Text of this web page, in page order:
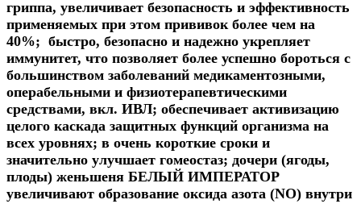
гриппа, увеличивает безопасность и эффективность
применяемых при этом прививок более чем на
40%; быстро, безопасно и надежно укрепляет
иммунитет, что позволяет более успешно бороться с
большинством заболеваний медикаментозными,
операбельными и физиотерапевтическими
средствами, вкл. ИВЛ; обеспечивает активизацию
целого каскада защитных функций организма на
всех уровнях; в очень короткие сроки и
значительно улучшает гомеостаз; дочери (ягоды,
плоды) женьшеня БЕЛЫЙ ИМПЕРАТОР
увеличивают образование оксида азота (NO) внутри